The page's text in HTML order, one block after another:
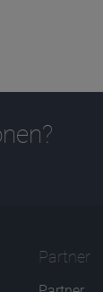
Partner